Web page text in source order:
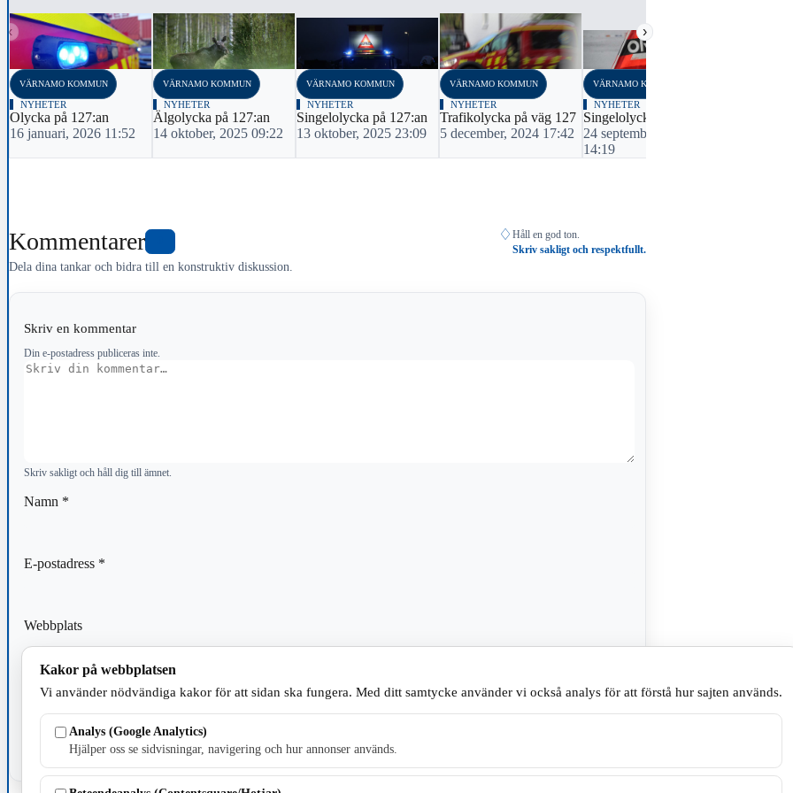
‹ ›
VÄRNAMO KOMMUN
NYHETER
Olycka på 127:an
16 januari, 2026 11:52
VÄRNAMO KOMMUN
NYHETER
Älgolycka på 127:an
14 oktober, 2025 09:22
VÄRNAMO KOMMUN
NYHETER
Singelolycka på 127:an
13 oktober, 2025 23:09
VÄRNAMO KOMMUN
NYHETER
Trafikolycka på väg 127
5 december, 2024 17:42
VÄRNAMO KOMMUN
NYHETER
Singelolycka på 127:an
24 september, 2020
14:19
Kommentarer
Dela dina tankar och bidra till en konstruktiv diskussion.
♢ Håll en god ton.
Skriv sakligt och respektfullt.
Skriv en kommentar
Din e-postadress publiceras inte.
Kommentar
Skriv sakligt och håll dig till ämnet.
Namn *
E-postadress *
Webbplats
Spara mitt namn, min e-postadress och webbplats i denna webbläsare till nästa gång jag skriver en
Kakor på webbplatsen
Vi använder nödvändiga kakor för att sidan ska fungera. Med ditt samtycke använder vi också analys för att förstå hur sajten används.
Analys (Google Analytics)
Hjälper oss se sidvisningar, navigering och hur annonser används.